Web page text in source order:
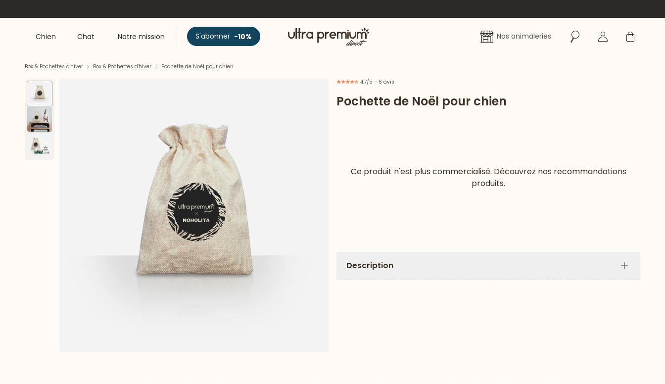
Chien Chat Notre mission S'abonner -10% Accueil Nos animaleries RechercherSe connecter
Panier
Box & Pochettes d'hiver Box & Pochettes d'hiver Pochette de Noël pour chien
4.7/5 - 6 avis
Pochette de Noël pour chien
Ce produit n'est plus commercialisé. Découvrez nos recommandations
produits.
Description
Plus